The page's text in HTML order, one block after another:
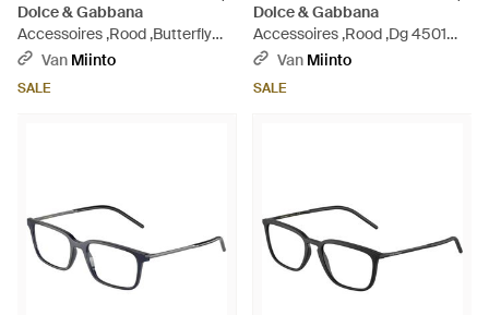
Dolce & Gabbana
Accessoires ,Rood ,Butterfly
Optical Frame - Bruin
Van Miinto
SALE
Dolce & Gabbana
Accessoires ,Rood ,Dg 4501
Zonnebril - Bruin
Van Miinto
SALE